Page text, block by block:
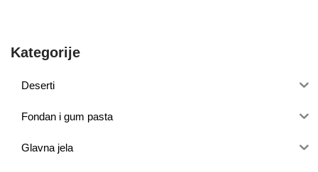
Kategorije
Deserti
Fondan i gum pasta
Glavna jela